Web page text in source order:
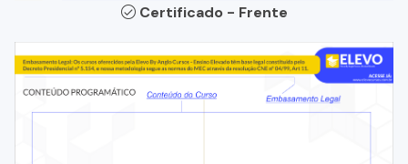
Certificado - Frente